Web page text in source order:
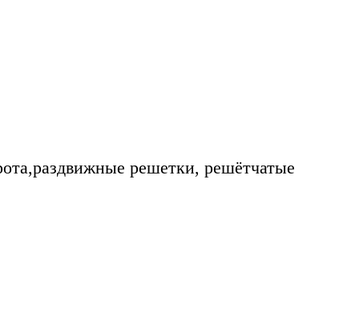
решетки, решётчатые